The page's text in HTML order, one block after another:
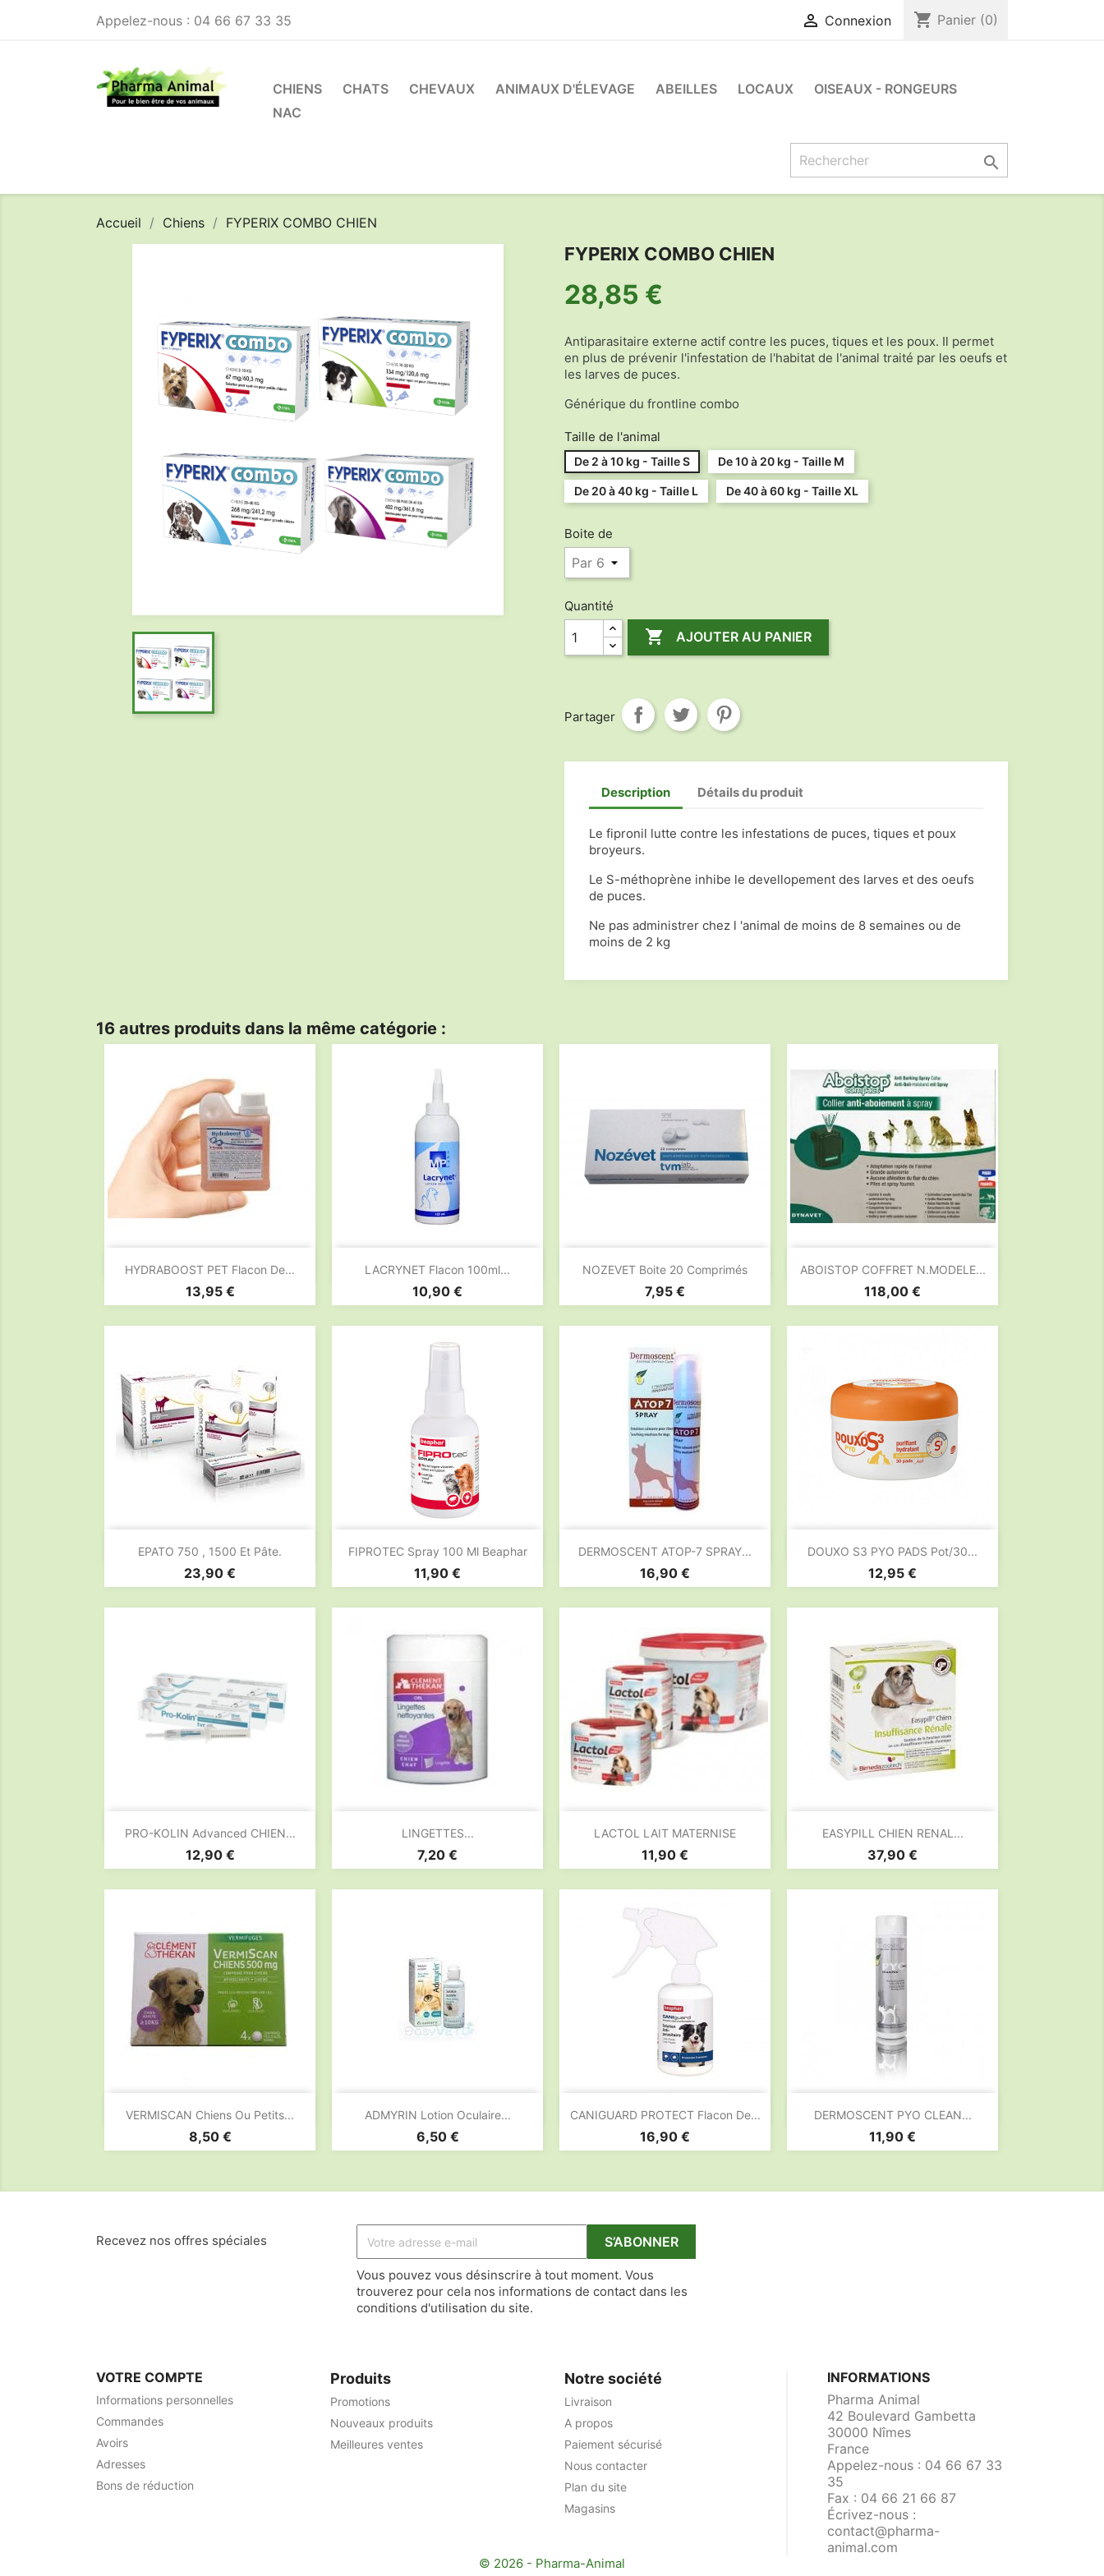
Appelez-nous : 04 66 67 33 35  Connexion shopping_cart Panier (0)
CHIENS CHATS CHEVAUX ANIMAUX D'ÉLEVAGE ABEILLES LOCAUX
OISEAUX - RONGEURS
NAC

Accueil Chiens FYPERIX COMBO CHIEN
FYPERIX COMBO CHIEN
28,85 €
Antiparasitaire externe actif contre les puces, tiques et les poux. Il permet
en plus de prévenir l'infestation de l'habitat de l'animal traité par les oeufs et
les larves de puces.
Générique du frontline combo
Taille de l'animal
De 2 à 10 kg - Taille S De 10 à 20 kg - Taille M
De 20 à 40 kg - Taille L De 40 à 60 kg - Taille XL
Boite de
Quantité
 AJOUTER AU PANIER
Partager
Description Détails du produit
Le fipronil lutte contre les infestations de puces, tiques et poux
broyeurs.
Le S-méthoprène inhibe le devellopement des larves et des oeufs
de puces.
Ne pas administrer chez l 'animal de moins de 8 semaines ou de
moins de 2 kg
16 autres produits dans la même catégorie :
HYDRABOOST PET Flacon De...
Prix
13,95 €
Aperçu rapide LACRYNET Flacon 100ml...
Prix
10,90 €
Aperçu rapide NOZEVET Boite 20 Comprimés
Prix
7,95 €
Aperçu rapide ABOISTOP COFFRET N.MODELE...
Prix
118,00 €
Aperçu rapide
EPATO 750 , 1500 Et Pâte.
Prix
23,90 €
 Aperçu rapide FIPROTEC Spray 100 Ml Beaphar
Prix
11,90 €
Aperçu rapide DERMOSCENT ATOP-7 SPRAY...
Prix
16,90 €
Aperçu rapide DOUXO S3 PYO PADS Pot/30...
Prix
12,95 €
Aperçu rapide
PRO-KOLIN Advanced CHIEN...
Prix
12,90 €
 Aperçu rapide LINGETTES...
Prix
7,20 €
Aperçu rapide LACTOL LAIT MATERNISE
Prix
11,90 €
Aperçu rapide EASYPILL CHIEN RENAL...
Prix
37,90 €
Aperçu rapide
VERMISCAN Chiens Ou Petits...
Prix
8,50 €
Aperçu rapide ADMYRIN Lotion Oculaire...
Prix
6,50 €
Aperçu rapide CANIGUARD PROTECT Flacon De...
Prix
16,90 €
Aperçu rapide DERMOSCENT PYO CLEAN...
Prix
11,90 €
Aperçu rapide
Recevez nos offres spéciales
Vous pouvez vous désinscrire à tout moment. Vous
trouverez pour cela nos informations de contact dans les
conditions d'utilisation du site.
VOTRE COMPTE
Informations personnelles
Commandes
Avoirs
Adresses
Bons de réduction
Produits
Promotions
Nouveaux produits
Meilleures ventes
Notre société
Livraison
A propos
Paiement sécurisé
Nous contacter
Plan du site
Magasins
INFORMATIONS
Pharma Animal
42 Boulevard Gambetta
30000 Nîmes
France
Appelez-nous : 04 66 67 33
35
Fax : 04 66 21 66 87
Écrivez-nous :
contact@pharma-
animal.com
© 2026 - Pharma-Animal